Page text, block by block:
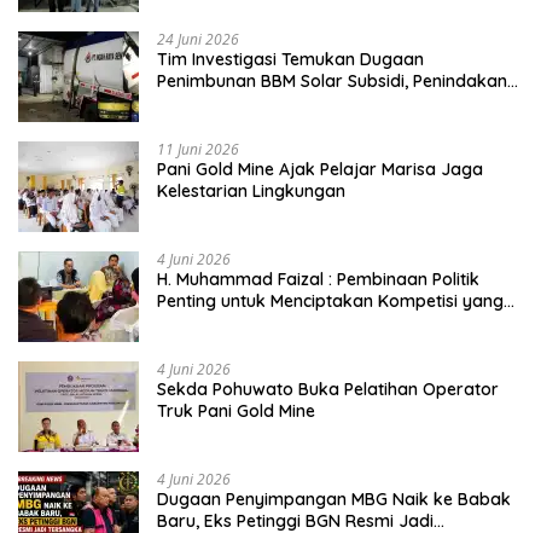
24 Juni 2026
Tim Investigasi Temukan Dugaan
Penimbunan BBM Solar Subsidi, Penindakan
11 Juni 2026
Pani Gold Mine Ajak Pelajar Marisa Jaga
Kelestarian Lingkungan
4 Juni 2026
H. Muhammad Faizal : Pembinaan Politik
Penting untuk Menciptakan Kompetisi yang
4 Juni 2026
Sekda Pohuwato Buka Pelatihan Operator
Truk Pani Gold Mine
4 Juni 2026
Dugaan Penyimpangan MBG Naik ke Babak
Baru, Eks Petinggi BGN Resmi Jadi